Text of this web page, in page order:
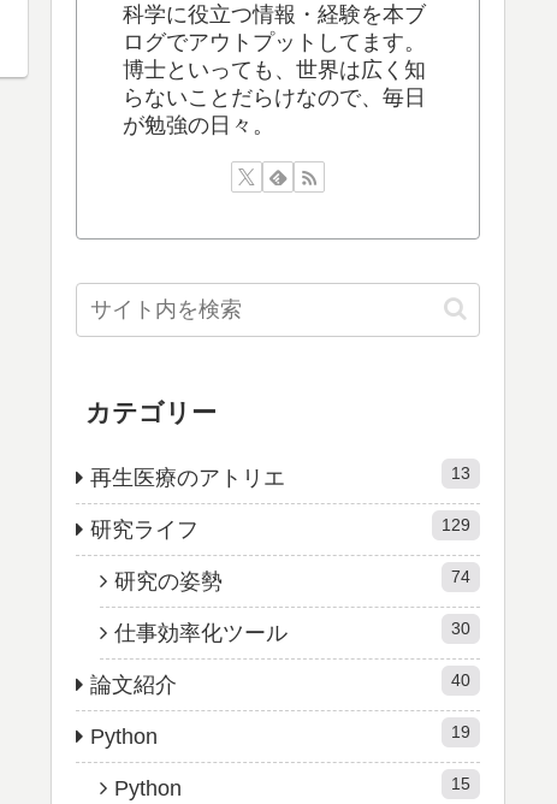
科学に役立つ情報・経験を本ブ
ログでアウトプットしてます。
博士といっても、世界は広く知
らないことだらけなので、毎日
が勉強の日々。
カテゴリー
再生医療のアトリエ 13
研究ライフ 129
研究の姿勢 74
仕事効率化ツール 30
論文紹介 40
Python 19
Python 15